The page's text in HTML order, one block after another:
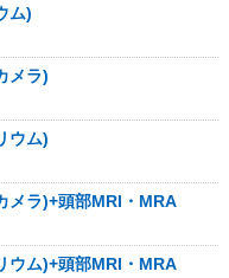
ム)
メラ)
ウム)
メラ)+頭部MRI・MRA
ウム)+頭部MRI・MRA